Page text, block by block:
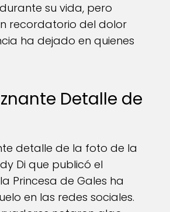
su vida, pero
recordatorio del dolor
ha dejado en quienes
Detalle de
detalle de la foto de la
Di que publicó el
Princesa de Gales ha
en las redes sociales.